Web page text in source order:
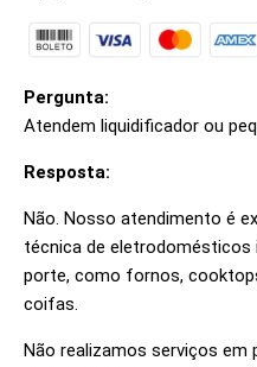
Pergunta:
Atendem liquidificador ou
Resposta:
Não. Nosso atendimento é
técnica de eletrodomésticos
porte, como fornos,
coifas.
Não realizamos serviços